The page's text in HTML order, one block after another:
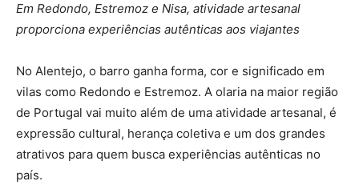
Em Redondo, Estremoz e Nisa, atividade artesanal
proporciona experiências autênticas aos viajantes
No Alentejo, o barro ganha forma, cor e significado em
vilas como Redondo e Estremoz. A olaria na maior região
de Portugal vai muito além de uma atividade artesanal, é
expressão cultural, herança coletiva e um dos grandes
atrativos para quem busca experiências autênticas no
país.